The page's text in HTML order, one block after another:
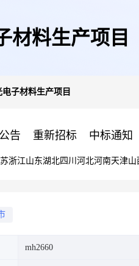
材料生产项目
子材料生产项目
告 重新招标 中标通知
浙江山东湖北四川 河北河南天津山
mh2660